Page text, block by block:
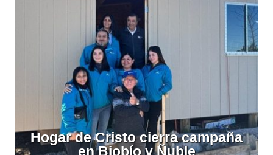
Hogar de Cristo cierra campaña
en Biobío y Ñuble